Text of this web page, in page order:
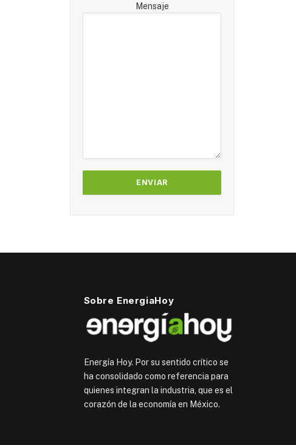
Mensaje
Sobre EnergiaHoy
Energía Hoy. Por su sentido crítico se
ha consolidado como referencia para
quienes integran la industria, que es el
corazón de la economía en México.